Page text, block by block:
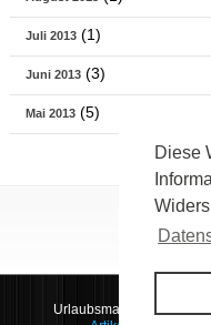
Diese
Juli 2013(1)
Juni 2013(3)
Mai 2013(5)
Urlaubsmagazin und